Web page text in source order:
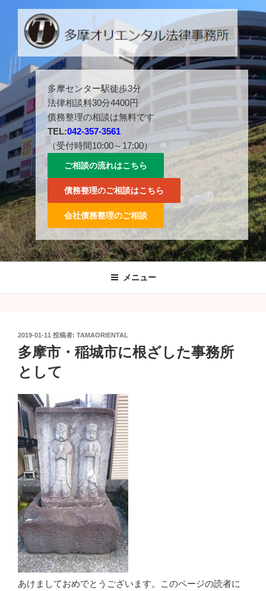
ス
ッ
プ
多摩センター駅徒歩３分。042-357-3561。
多摩センター駅徒歩3分
法律相談料30分4400円
債務整理の相談は無料です
TEL:042-357-3561
（受付時間10:00～17:00）
ご相談の流れはこちら
債務整理のご相談はこちら
会社債務整理のご相談
メニュー
投
稿
日:
2019-01-11 投稿者: TAMAORIENTAL
多摩市・稲城市に根ざした事務所
として
あけましておめでとうございます。このページの読者に